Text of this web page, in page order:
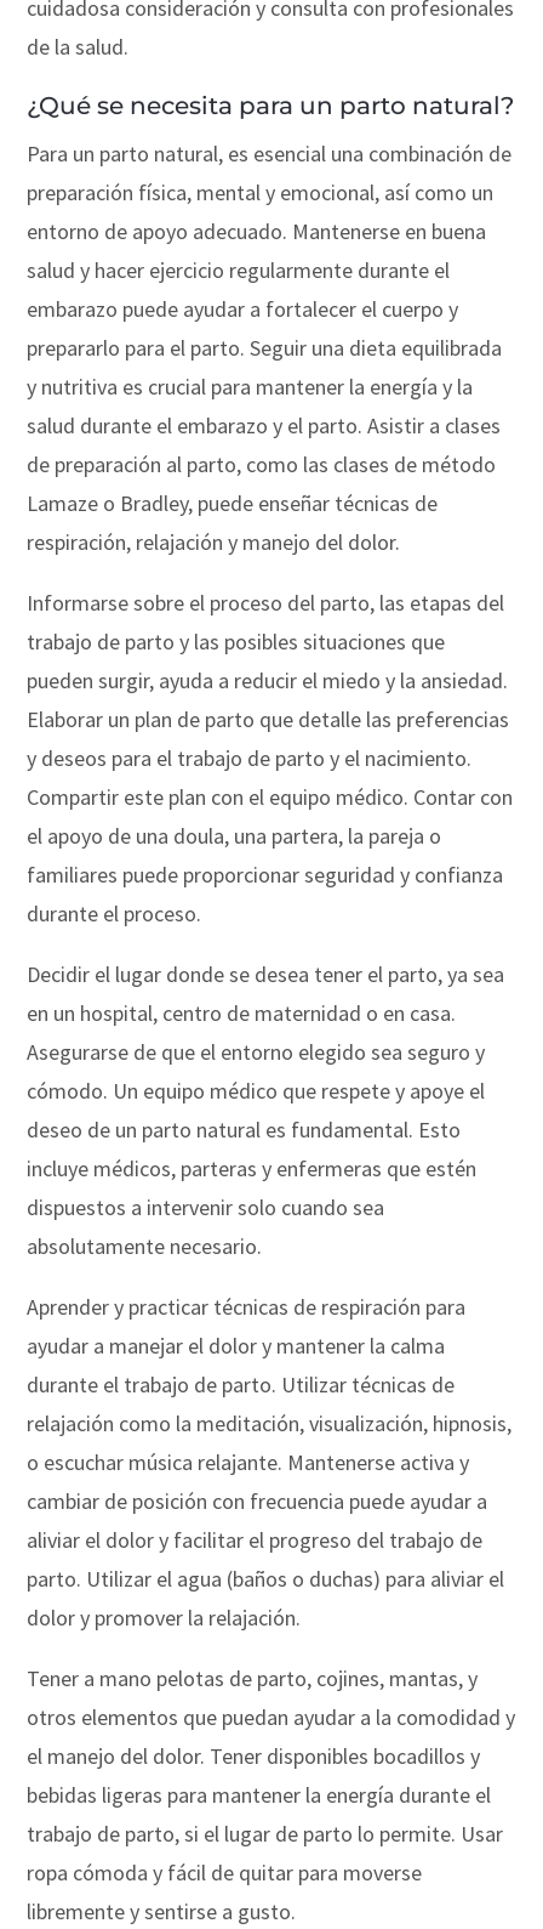
cuidadosa consideración y consulta con profesionales
de la salud.
¿Qué se necesita para un parto natural?
Para un parto natural, es esencial una combinación de
preparación física, mental y emocional, así como un
entorno de apoyo adecuado. Mantenerse en buena
salud y hacer ejercicio regularmente durante el
embarazo puede ayudar a fortalecer el cuerpo y
prepararlo para el parto. Seguir una dieta equilibrada
y nutritiva es crucial para mantener la energía y la
salud durante el embarazo y el parto. Asistir a clases
de preparación al parto, como las clases de método
Lamaze o Bradley, puede enseñar técnicas de
respiración, relajación y manejo del dolor.
Informarse sobre el proceso del parto, las etapas del
trabajo de parto y las posibles situaciones que
pueden surgir, ayuda a reducir el miedo y la ansiedad.
Elaborar un plan de parto que detalle las preferencias
y deseos para el trabajo de parto y el nacimiento.
Compartir este plan con el equipo médico. Contar con
el apoyo de una doula, una partera, la pareja o
familiares puede proporcionar seguridad y confianza
durante el proceso.
Decidir el lugar donde se desea tener el parto, ya sea
en un hospital, centro de maternidad o en casa.
Asegurarse de que el entorno elegido sea seguro y
cómodo. Un equipo médico que respete y apoye el
deseo de un parto natural es fundamental. Esto
incluye médicos, parteras y enfermeras que estén
dispuestos a intervenir solo cuando sea
absolutamente necesario.
Aprender y practicar técnicas de respiración para
ayudar a manejar el dolor y mantener la calma
durante el trabajo de parto. Utilizar técnicas de
relajación como la meditación, visualización, hipnosis,
o escuchar música relajante. Mantenerse activa y
cambiar de posición con frecuencia puede ayudar a
aliviar el dolor y facilitar el progreso del trabajo de
parto. Utilizar el agua (baños o duchas) para aliviar el
dolor y promover la relajación.
Tener a mano pelotas de parto, cojines, mantas, y
otros elementos que puedan ayudar a la comodidad y
el manejo del dolor. Tener disponibles bocadillos y
bebidas ligeras para mantener la energía durante el
trabajo de parto, si el lugar de parto lo permite. Usar
ropa cómoda y fácil de quitar para moverse
libremente y sentirse a gusto.